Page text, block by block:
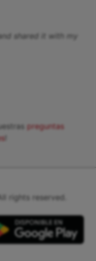
shared it with my
preguntas
!
rights reserved.